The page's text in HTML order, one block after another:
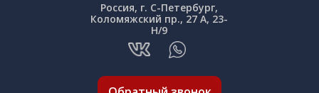
Россия, г. С-Петербург,
Коломяжский пр., 27 А, 23-
Н/9